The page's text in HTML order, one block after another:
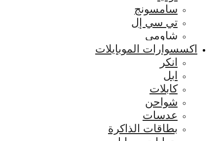
سامسونج
تي سي إل
شاومي
اكسسوارات الموبايلات
انكر
ابل
كابلات
شواحن
عدسات
بطاقات الذاكرة